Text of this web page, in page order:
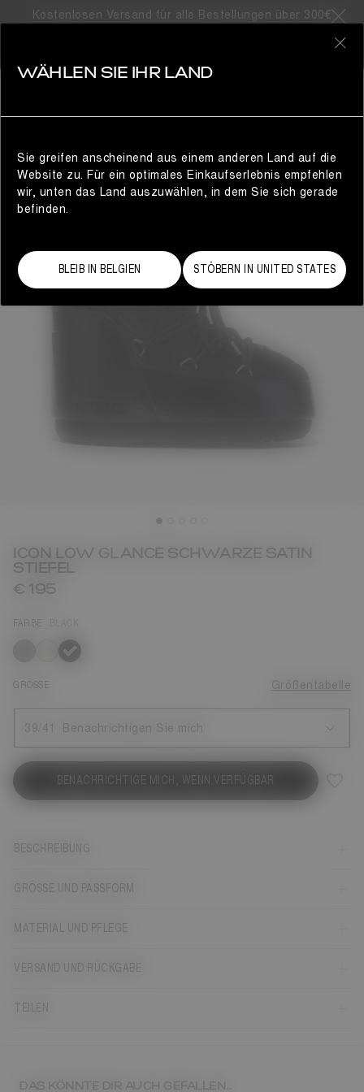
Kostenlosen Versand für alle Bestellungen über 300€
ICON LOW GLANCE SCHWARZE SATIN
STIEFEL
€ 195
FARBE
ausgewählt
GRÖSSE Größentabelle
39/41 Benachrichtigen Sie mich
BENACHRICHTIGE MICH, WENN VERFÜGBAR
BESCHREIBUNG
GRÖSSE UND PASSFORM
MATERIAL UND PFLEGE
VERSAND UND RÜCKGABE
TEILEN
DAS KÖNNTE DIR AUCH GEFALLEN...
WÄHLEN SIE IHR LAND
Sie greifen anscheinend aus einem anderen Land auf die
Website zu. Für ein optimales Einkaufserlebnis empfehlen
wir, unten das Land auszuwählen, in dem Sie sich gerade
befinden.
BLEIB IN BELGIEN STÖBERN IN UNITED STATES